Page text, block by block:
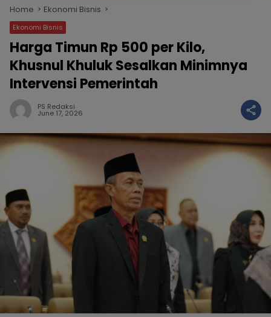
Home Ekonomi Bisnis
Ekonomi Bisnis
Harga Timun Rp 500 per Kilo,
Khusnul Khuluk Sesalkan Minimnya
Intervensi Pemerintah
PS Redaksi
June 17, 2026